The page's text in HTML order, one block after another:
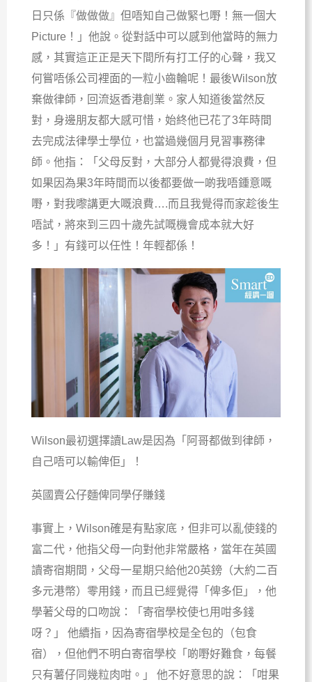
日只係『做做做』但唔知自己做緊乜嘢！無一個大
Picture！」他說。從對話中可以感到他當時的無力
感，其實這正正是天下間所有打工仔的心聲，我又
何嘗唔係公司裡面的一粒小齒輪呢！最後Wilson放
棄做律師，回流返香港創業。家人知道後當然反
對，身邊朋友都大感可惜，始終他已花了3年時間
去完成法律學士學位，也當過幾個月見習事務律
師。他指：「父母反對，大部分人都覺得浪費，但
如果因為果3年時間而以後都要做一啲我唔鍾意嘅
嘢，對我嚟講更大嘅浪費….而且我覺得而家趁後生
唔試，將來到三四十歲先試嘅機會成本就大好
多！」有錢可以任性！年輕都係！
Wilson最初選擇讀Law是因為「阿哥都做到律師，
自己唔可以輸俾佢」！
英國賣公仔麵俾同學仔賺錢
事實上，Wilson確是有點家底，但非可以亂使錢的
富二代，他指父母一向對他非常嚴格，當年在英國
讀寄宿期間，父母一星期只給他20英鎊（大約二百
多元港幣）零用錢，而且已經覺得「俾多佢」，他
學著父母的口吻說：「寄宿學校使乜用咁多錢
呀？」 他續指，因為寄宿學校是全包的（包食
宿），但他們不明白寄宿學校「啲嘢好難食，每餐
只有薯仔同幾粒肉咁。」 他不好意思的說：「咁果